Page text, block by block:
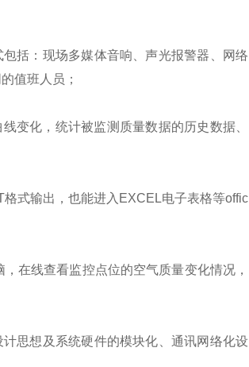
括：现场多媒体音响、声光报警器、网络
值班人员；
变化，统计被监测质量数据的历史数据、
式输出，也能进入EXCEL电子表格等offic
在线查看监控点位的空气质量变化情况，
思想及系统硬件的模块化、通讯网络化设